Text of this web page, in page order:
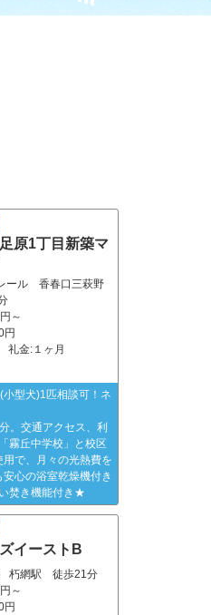
足原1丁目新築マ
ール 香春口三萩野
～
円
礼金:１ヶ月
型犬)1匹相談可！ネ
。交通アクセス、利
霧丘中学校」と校区
で、月々の光熱費を
心の浴室乾燥機付き
焚き機能付き★
イーストB
朽網駅 徒歩21分
～
円